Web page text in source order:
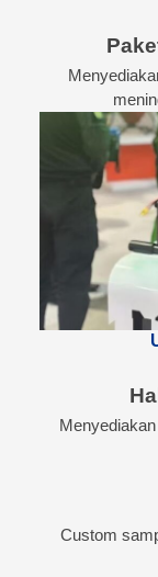
Custom